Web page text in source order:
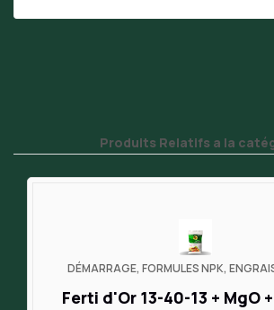
Produits Relatifs a la
DÉMARRAGE, FORMULES NPK,
Ferti d'Or 13-40-13 + MgO +